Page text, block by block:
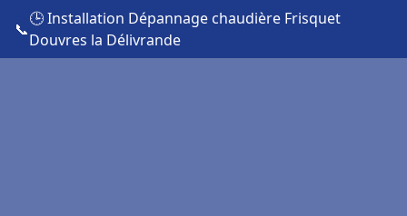
📞
🕒 Installation Dépannage chaudière Frisquet
Douvres la Délivrande